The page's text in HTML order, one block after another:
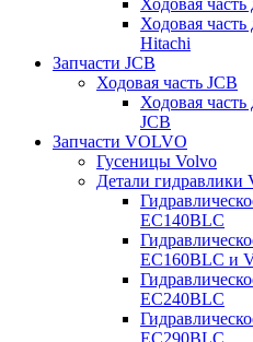
Ходовая
Ходовая часть
Hitachi
Запчасти JCB
Ходовая часть JCB
Ходовая
JCB
Запчасти VOLVO
Гусеницы Volvo
Детали гидравлики
EC140BLC
EC160BLC и
EC240BLC
EC290BLC